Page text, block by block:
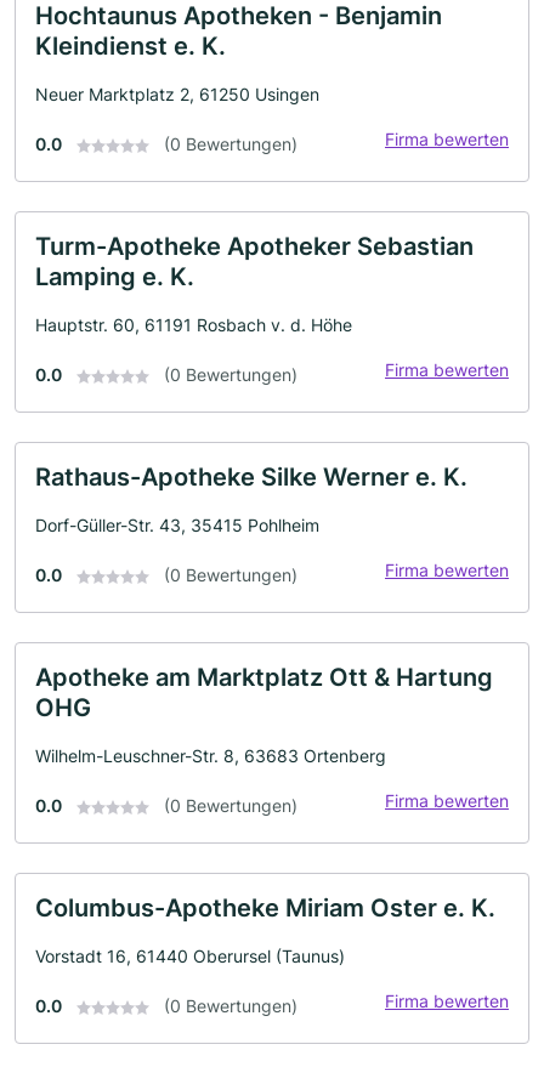
Hochtaunus Apotheken - Benjamin
Kleindienst e. K.
Neuer Marktplatz 2, 61250 Usingen
0.0 (0 Bewertungen) Firma bewerten
Turm-Apotheke Apotheker Sebastian
Lamping e. K.
Hauptstr. 60, 61191 Rosbach v. d. Höhe
0.0 (0 Bewertungen) Firma bewerten
Rathaus-Apotheke Silke Werner e. K.
Dorf-Güller-Str. 43, 35415 Pohlheim
0.0 (0 Bewertungen) Firma bewerten
Apotheke am Marktplatz Ott & Hartung
OHG
Wilhelm-Leuschner-Str. 8, 63683 Ortenberg
0.0 (0 Bewertungen) Firma bewerten
Columbus-Apotheke Miriam Oster e. K.
Vorstadt 16, 61440 Oberursel (Taunus)
0.0 (0 Bewertungen) Firma bewerten